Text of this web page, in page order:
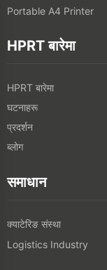
Portable A4 Printer
HPRT बारेमा
HPRT बारेमा
घटनाहरू
प्रदर्शन
ब्लोग
समाधान
क्याटेरिङ संस्था
Logistics Industry